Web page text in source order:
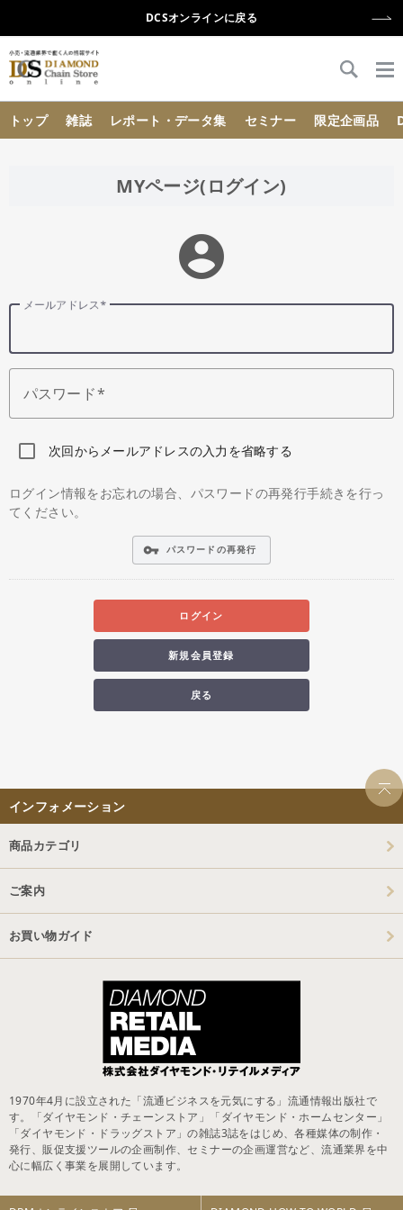
DCSオンラインに戻る
トップ 雑誌 レポート・データ集 セミナー 限定企画品
MYページ(ログイン)
account_circle
メールアドレス
パスワード
次回からメールアドレスの入力を省略する
ログイン情報をお忘れの場合、パスワードの再発行手続きを行っ
てください。
vpn_key パスワードの再発行
ログイン
新規会員登録
戻る
インフォメーション
商品カテゴリ
ご案内
お買い物ガイド
1970年4月に設立された「流通ビジネスを元気にする」流通情報出版社で
す。「ダイヤモンド・チェーンストア」「ダイヤモンド・ホームセンター」
「ダイヤモンド・ドラッグストア」の雑誌3誌をはじめ、各種媒体の制作・
発行、販促支援ツールの企画制作、セミナーの企画運営など、流通業界を中
心に幅広く事業を展開しています。